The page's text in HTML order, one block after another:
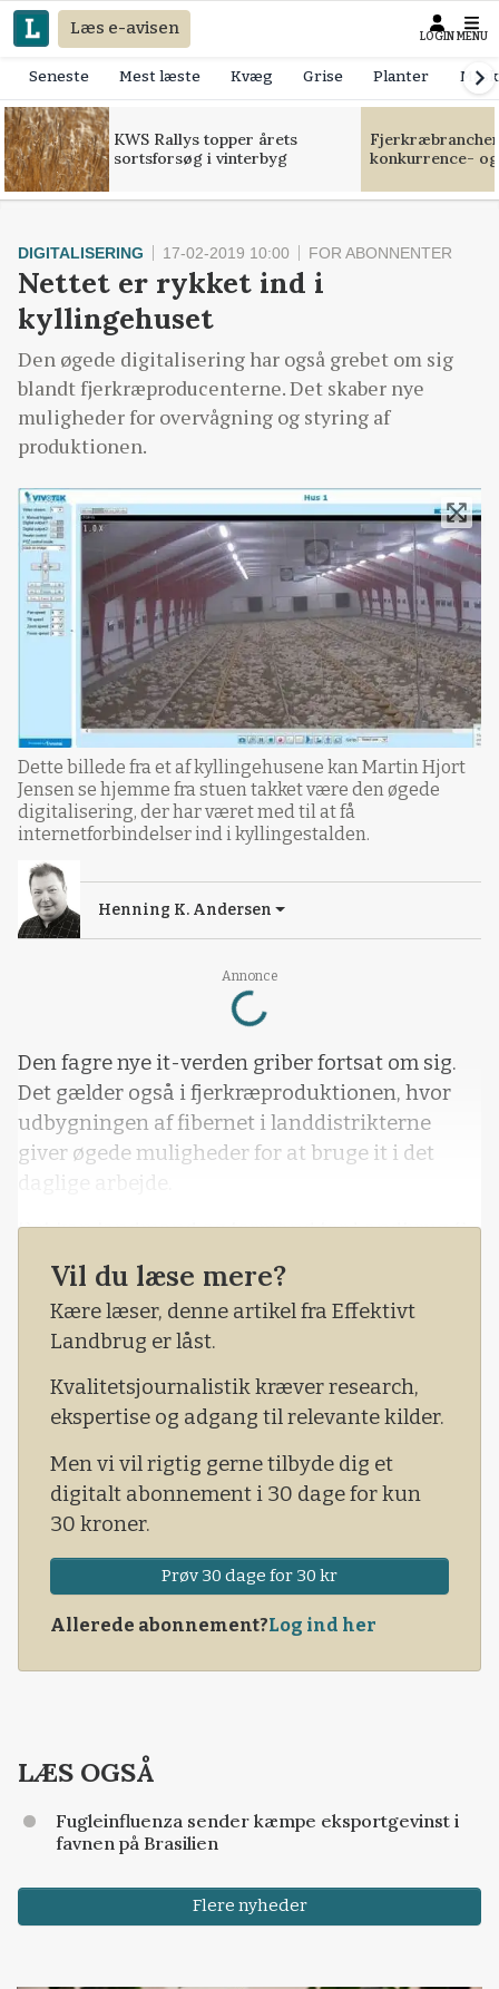
Læs e-avisen LOGIN MENU
Seneste Mest læste Kvæg Grise Planter
KWS Rallys topper årets
sortsforsøg i vinterbyg
konkurrence-
Annonce
Loading...
DIGITALISERING 17-02-2019 10:00 FOR ABONNENTER
Nettet er rykket ind i
kyllingehuset
Den øgede digitalisering har også grebet om sig
blandt fjerkræproducenterne. Det skaber nye
muligheder for overvågning og styring af
produktionen.
Dette billede fra et af kyllingehusene kan Martin Hjort
Jensen se hjemme fra stuen takket være den øgede
digitalisering, der har været med til at få
internetforbindelser ind i kyllingestalden.
Henning K. Andersen
Den fagre nye it-verden griber fortsat om sig.
Det gælder også i fjerkræproduktionen, hvor
udbygningen af fibernet i landdistrikterne
giver øgede muligheder for at bruge it i det
daglige arbejde.
Det kan landmand og formand for Landbrug &
Fødevarer Fjerkræ, Martin Hjort Jensen, tale
med om.
Han har netop fået sat en trådløs
ham at overvåge to af de fire kyllingehus
Vil du læse mere?
Kære læser, denne artikel fra Effektivt
Landbrug er låst.
Kvalitetsjournalistik kræver research,
ekspertise og adgang til relevante kilder.
Men vi vil rigtig gerne tilbyde dig et
digitalt abonnement i 30 dage for kun
30 kroner.
Prøv 30 dage for 30 kr
Allerede abonnement?Log ind her
LÆS OGSÅ
Fugleinfluenza sender kæmpe eksportgevinst i
favnen på Brasilien
Flere nyheder